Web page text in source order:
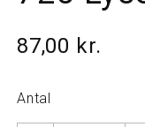
Normalpris
87,00 kr.
Antal